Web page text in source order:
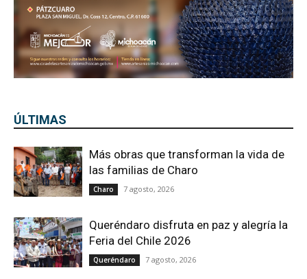
ÚLTIMAS
Más obras que transforman la vida de
las familias de Charo
Charo 7 agosto, 2026
Queréndaro disfruta en paz y alegría la
Feria del Chile 2026
Queréndaro 7 agosto, 2026